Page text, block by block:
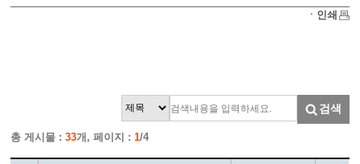
ㆍ인쇄
검색
총 게시물 :33개, 페이지 :1/4